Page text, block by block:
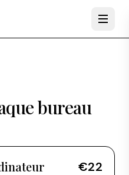
bureau
€22